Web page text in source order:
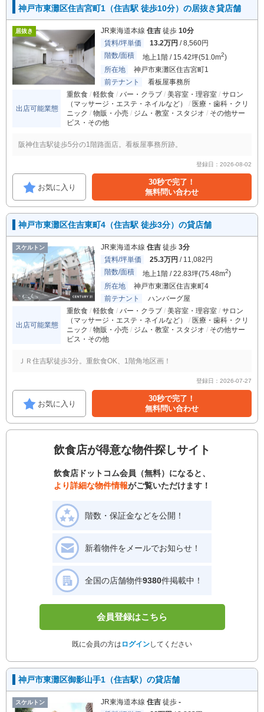
神戸市東灘区住吉宮町1（住吉駅 徒歩10分）の居抜き貸店舗
居抜き JR東海道本線 住吉 徒歩 10分
賃料/坪単価
13.2万円 / 8,560円
階数/面積
地上1階 / 15.42坪(51.0m2)
所在地
神戸市東灘区住吉宮町1
前テナント
看板屋事務所
出店可能業態
重飲食 軽飲食 バー・クラブ 美容室・理容室
サロン
（マッサージ・エステ・ネイルなど）
医療・歯科・クリ
ニック
物販・小売 ジム・教室・スタジオ
その他サー
ビス・その他
阪神住吉駅徒歩5分の1階路面店。看板屋事務所跡。
登録日：2026-08-02
お気に入り
30秒で完了！
無料問い合わせ
神戸市東灘区住吉東町4（住吉駅 徒歩3分）の貸店舗
スケルトン JR東海道本線 住吉 徒歩 3分
賃料/坪単価
25.3万円 / 11,082円
階数/面積
地上1階 / 22.83坪(75.48m2)
所在地
神戸市東灘区住吉東町4
前テナント
ハンバーグ屋
出店可能業態
重飲食 軽飲食 バー・クラブ 美容室・理容室
サロン
（マッサージ・エステ・ネイルなど）
医療・歯科・クリ
ニック
物販・小売 ジム・教室・スタジオ
その他サー
ビス・その他
ＪＲ住吉駅徒歩3分。重飲食OK、1階角地区画！
登録日：2026-07-27
お気に入り
30秒で完了！
無料問い合わせ
飲食店が得意な物件探しサイト
飲食店ドットコム会員（無料）になると、
より詳細な物件情報がご覧いただけます！
階数・保証金などを公開！
新着物件をメールでお知らせ！
全国の店舗物件9380件掲載中！
会員登録はこちら
既に会員の方は ログインしてください
神戸市東灘区御影山手1（住吉駅）の貸店舗
スケルトン JR東海道本線 住吉 徒歩 -